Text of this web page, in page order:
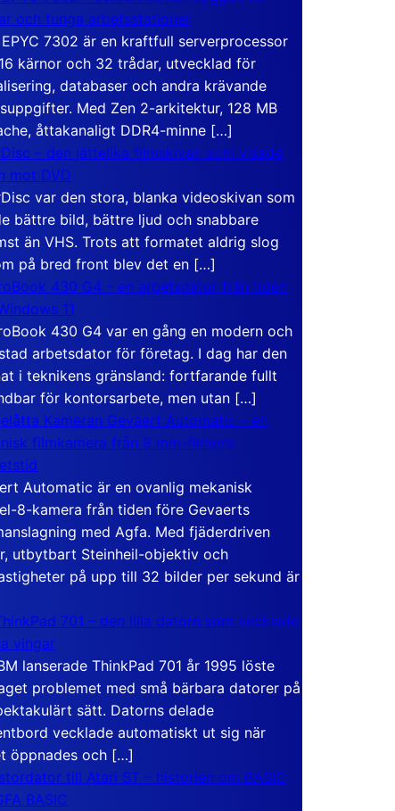
och tunga arbetsstationer
7302 är en kraftfull serverprocessor
kärnor och 32 trådar, utvecklad för
databaser och andra krävande
Med Zen 2-arkitektur, 128 MB
åttakanaligt DDR4-minne […]
– den jättelika filmskivan som visade
mot DVD
var den stora, blanka videoskivan som
bättre bild, bättre ljud och snabbare
än VHS. Trots att formatet aldrig slog
på bred front blev det en […]
430 G4 – en arbetsdator från tiden
11
430 G4 var en gång en modern och
arbetsdator för företag. I dag har den
i teknikens gränsland: fortfarande fullt
för kontorsarbete, men utan […]
Kameran Gevaert Automatic – en
filmkamera från 8 mm-filmens
Automatic är en ovanlig mekanisk
8-kamera från tiden före Gevaerts
med Agfa. Med fjäderdriven
utbytbart Steinheil-objektiv och
på upp till 32 bilder per sekund är
701 – den lilla datorn som vecklade
vingar
lanserade ThinkPad 701 år 1995 löste
problemet med små bärbara datorer på
sätt. Datorns delade
vecklade automatiskt ut sig när
öppnades och […]
till Atari ST – historien om BASIC
BASIC